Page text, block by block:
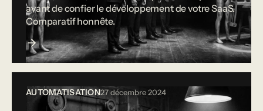
avant de confier le développement de votre SaaS.
Comparatif honnête.
AUTOMATISATION27 décembre 2024